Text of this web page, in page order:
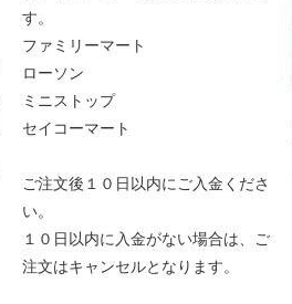
す。
ファミリーマート
ローソン
ミニストップ
セイコーマート
ご注文後１０日以内にご入金くださ
い。
１０日以内に入金がない場合は、ご
注文はキャンセルとなります。